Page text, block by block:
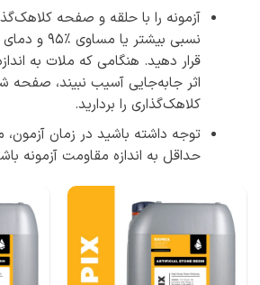
آزمونه را با حلقه و صفحه
قرار دهید. هنگامی که ملات به
اثر جابه‌جایی آسیب نبیند، صفحه
کلاهک‌گذاری را بردارید.
توجه داشته باشید در زمان
حداقل به اندازه مقاومت آزمونه